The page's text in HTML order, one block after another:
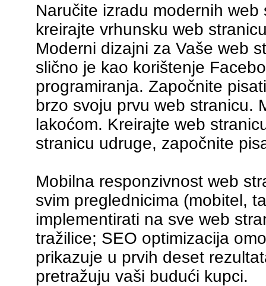
Naručite izradu modernih
kreirajte vrhunsku web
Moderni dizajni za Vaše web
slično je kao korištenje
programiranja. Započnite
brzo svoju prvu web stranicu.
lakoćom. Kreirajte web
stranicu udruge, započnite
Mobilna responzivnost web
svim preglednicima (mobitel,
implementirati na sve web
tražilice; SEO optimizacija
prikazuje u prvih deset
pretražuju vaši budući kupci.